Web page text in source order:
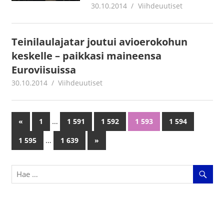
30.10.2014 mestanet
Viihdeuutiset
Teinilaulajatar joutui avioerokohun
keskelle – paikkasi maineensa
Euroviisuissa
30.10.2014 mestanet
Viihdeuutiset
Artikkelien
selaus
« Previous
Posts
1 … 1 591 1 592 1 593
1 594
1 595
… 1 639
Next
Posts
»